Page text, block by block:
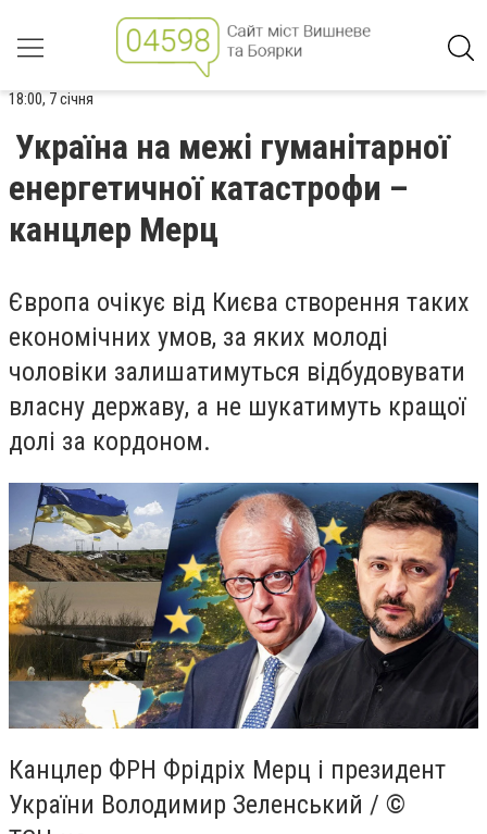
18:00, 7 січня
Україна на межі гуманітарної
енергетичної катастрофи –
канцлер Мерц
Європа очікує від Києва створення таких
економічних умов, за яких молоді
чоловіки залишатимуться відбудовувати
власну державу, а не шукатимуть кращої
долі за кордоном.
Канцлер ФРН Фрідріх Мерц і президент
України Володимир Зеленський / ©